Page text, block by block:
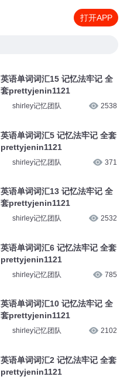
打开APP
英语单词词汇15 记忆法牢记 全
套prettyjenin1121
shirley记忆团队 2538
英语单词词汇5 记忆法牢记 全套
prettyjenin1121
shirley记忆团队 371
英语单词词汇13 记忆法牢记 全
套prettyjenin1121
shirley记忆团队 2532
英语单词词汇6 记忆法牢记 全套
prettyjenin1121
shirley记忆团队 785
英语单词词汇10 记忆法牢记 全
套prettyjenin1121
shirley记忆团队 2102
英语单词词汇2 记忆法牢记 全套
prettyjenin1121